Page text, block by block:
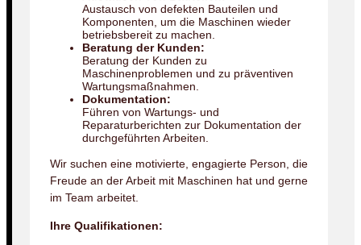
Austausch von defekten Bauteilen und
Komponenten, um die Maschinen wieder
betriebsbereit zu machen.
Beratung der Kunden:
Beratung der Kunden zu
Maschinenproblemen und zu präventiven
Wartungsmaßnahmen.
Dokumentation:
Führen von Wartungs- und
Reparaturberichten zur Dokumentation der
durchgeführten Arbeiten.
Wir suchen eine motivierte, engagierte Person, die
Freude an der Arbeit mit Maschinen hat und gerne
im Team arbeitet.
Ihre Qualifikationen: